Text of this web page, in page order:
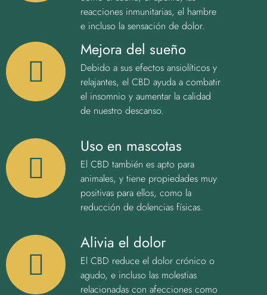
reacciones inmunitarias, el hambre
e incluso la sensación de dolor.
Mejora del sueño
Debido a sus efectos ansiolíticos y
relajantes, el CBD ayuda a combatir
el insomnio y aumentar la calidad
de nuestro descanso.
Uso en mascotas
El CBD también es apto para
animales, y tiene propiedades muy
positivas para ellos, como la
reducción de dolencias físicas.
Alivia el dolor
El CBD reduce el dolor crónico o
agudo, e incluso las molestias
relacionadas con afecciones como